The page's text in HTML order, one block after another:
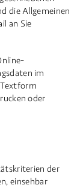
die Allgemeinen
an Sie
im
oder
der
einsehbar